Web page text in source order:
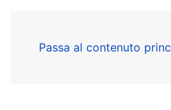
Passa al contenuto